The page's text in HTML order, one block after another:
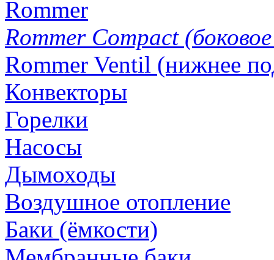
Rommer
Rommer Compact
Rommer Ventil (нижнее
Конвекторы
Горелки
Насосы
Дымоходы
Воздушное отопление
Баки (ёмкости)